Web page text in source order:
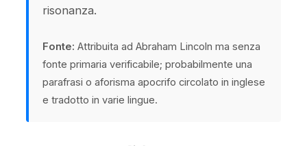
risonanza.
Fonte: Attribuita ad Abraham Lincoln ma senza
fonte primaria verificabile; probabilmente una
parafrasi o aforisma apocrifo circolato in inglese
e tradotto in varie lingue.